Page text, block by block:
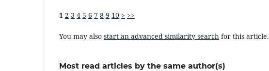
1 2 3 4 5 6 7 8 9 10 > >>
You may also start an advanced similarity search for this article.
Most read articles by the same author(s)